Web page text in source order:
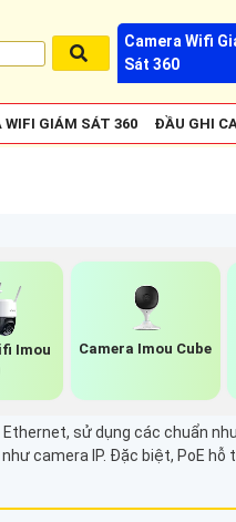
Camera Wifi
Sát 360
WIFI GIÁM SÁT 360 ĐẦU GHI
Imou
Camera Imou Cube
sử dụng các chuẩn như
camera IP. Đặc biệt, PoE